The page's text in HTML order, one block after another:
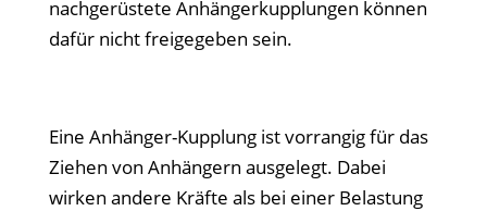
nachgerüstete Anhängerkupplungen können
dafür nicht freigegeben sein.
Eine Anhänger-Kupplung ist vorrangig für das
Ziehen von Anhängern ausgelegt. Dabei
wirken andere Kräfte als bei einer Belastung